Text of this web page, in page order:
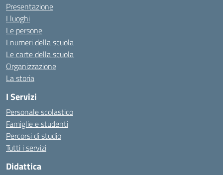
Presentazione
I luoghi
Le persone
I numeri della scuola
Le carte della scuola
Organizzazione
La storia
I Servizi
Personale scolastico
Famiglie e studenti
Percorsi di studio
Tutti i servizi
Didattica